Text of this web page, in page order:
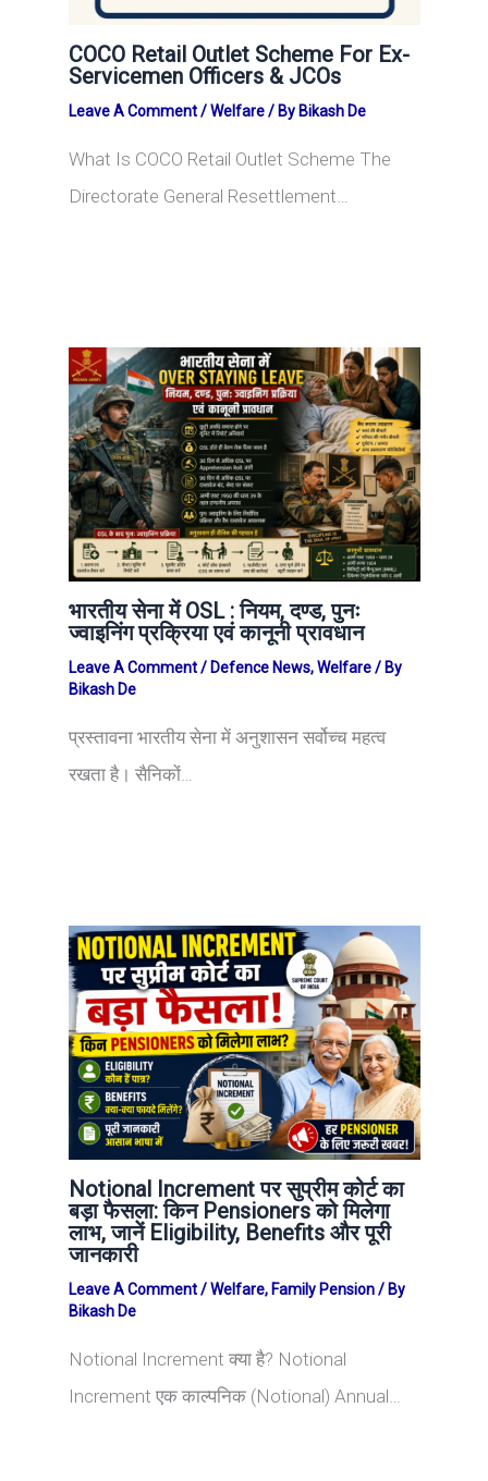
COCO Retail Outlet Scheme For Ex-
Servicemen Officers & JCOs
Leave A Comment /Welfare/ By Bikash De
What Is COCO Retail Outlet Scheme The
Directorate General Resettlement…
भारतीय सेना में OSL : नियम, दण्ड, पुनः
ज्वाइनिंग प्रक्रिया एवं कानूनी प्रावधान
Leave A Comment / Defence News,Welfare/ By
Bikash De
प्रस्तावना भारतीय सेना में अनुशासन सर्वोच्च महत्व
रखता है। सैनिकों…
Notional Increment पर सुप्रीम कोर्ट का
बड़ा फैसला: किन Pensioners को मिलेगा
लाभ, जानें Eligibility, Benefits और पूरी
जानकारी
Leave A Comment /Welfare, Family Pension/ By
Bikash De
Notional Increment क्या है? Notional
Increment एक काल्पनिक (Notional) Annual…